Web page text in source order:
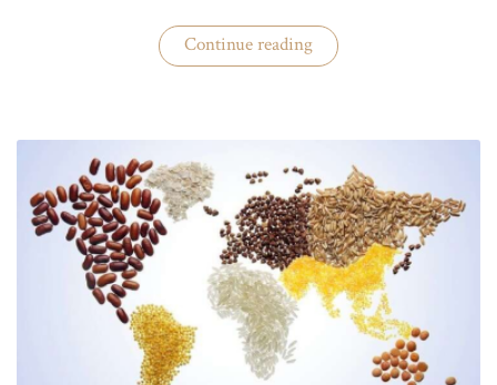
Continue reading«Зайферт
Евгений
федерации
Евгений
Алексеевич»